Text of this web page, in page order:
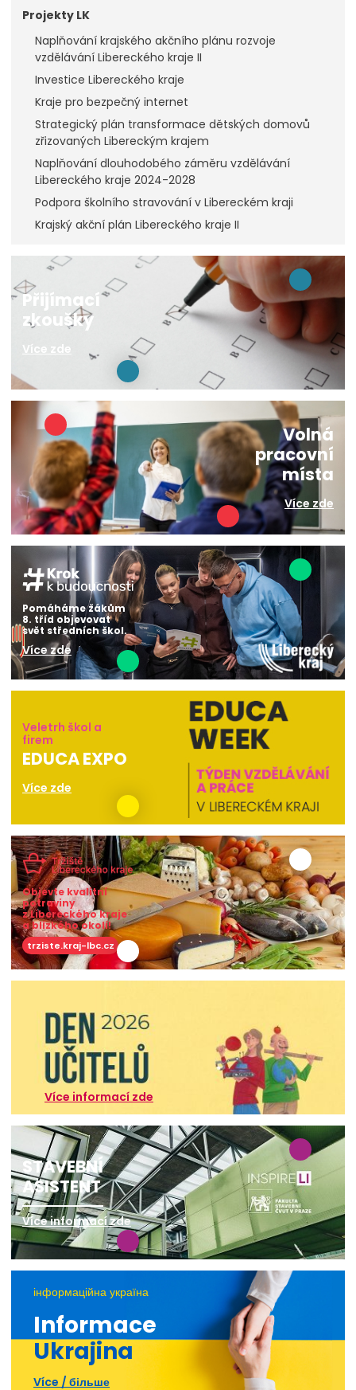
Projekty LK
Naplňování krajského akčního plánu rozvoje
vzdělávání Libereckého kraje II
Investice Libereckého kraje
Kraje pro bezpečný internet
Strategický plán transformace dětských domovů
zřizovaných Libereckým krajem
Naplňování dlouhodobého záměru vzdělávání
Libereckého kraje 2024-2028
Podpora školního stravování v Libereckém kraji
Krajský akční plán Libereckého kraje II
Přijímací
zkoušky
Více zde
Volná
pracovní
místa
Více zde
Pomáháme žákům
8. tříd objevovat
svět středních škol.
Více zde
Veletrh škol a
firem
EDUCA EXPO
Více zde
Objevte kvalitní
potraviny
z Libereckého kraje
a blízkého okolí!
trziste.kraj-lbc.cz
Více informací zde
STAVEBNÍ
ASISTENT
Více informací zde
інформаційна україна
Informace
Ukrajina
Více / більше